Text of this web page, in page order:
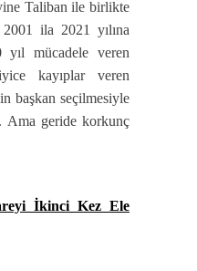
Taliban ile birlikte
2001 ila 2021 yılına
yıl mücadele veren
kayıplar veren
başkan seçilmesiyle
Ama geride korkunç
İkinci Kez Ele